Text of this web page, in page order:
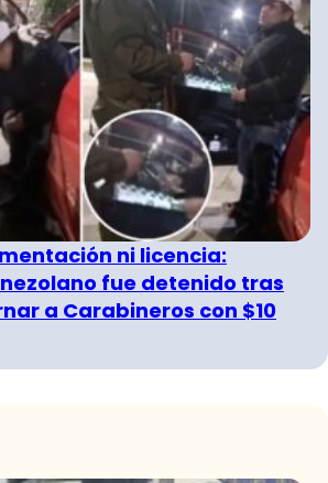
ni licencia:
fue detenido tras
a Carabineros con $10